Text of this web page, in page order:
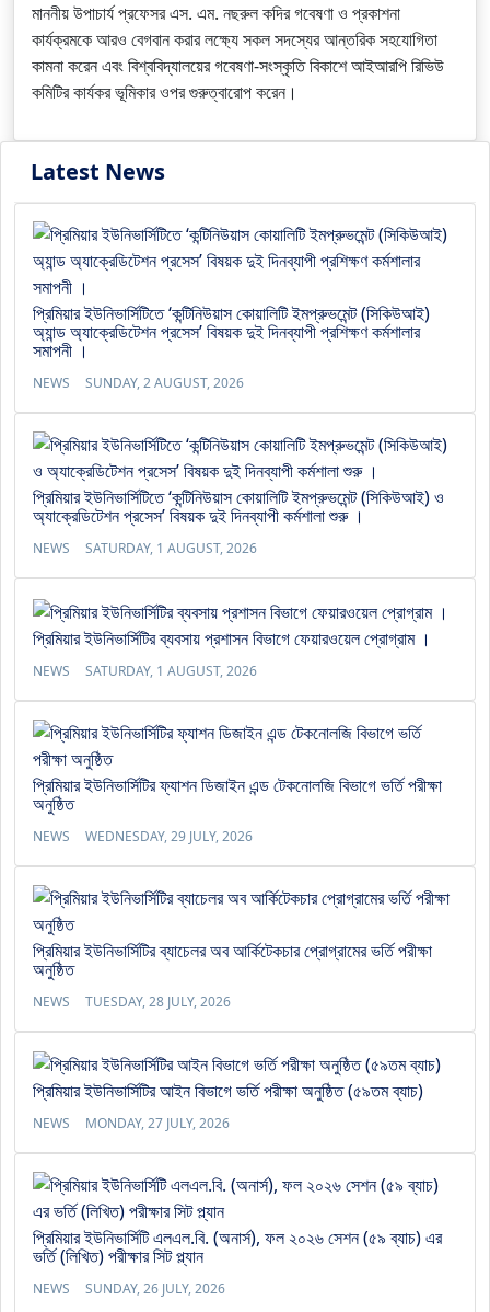
মাননীয় উপাচার্য প্রফেসর এস. এম. নছরুল কদির গবেষণা ও প্রকাশনা
কার্যক্রমকে আরও বেগবান করার লক্ষ্যে সকল সদস্যের আন্তরিক সহযোগিতা
কামনা করেন এবং বিশ্ববিদ্যালয়ের গবেষণা-সংস্কৃতি বিকাশে আইআরপি রিভিউ
কমিটির কার্যকর ভূমিকার ওপর গুরুত্বারোপ করেন।
Latest News
প্রিমিয়ার ইউনিভার্সিটিতে ‘কন্টিনিউয়াস কোয়ালিটি ইমপ্রুভমেন্ট (সিকিউআই)
অ্যান্ড অ্যাক্রেডিটেশন প্রসেস’ বিষয়ক দুই দিনব্যাপী প্রশিক্ষণ কর্মশালার
সমাপনী ।
NEWS SUNDAY, 2 AUGUST, 2026
প্রিমিয়ার ইউনিভার্সিটিতে ‘কন্টিনিউয়াস কোয়ালিটি ইমপ্রুভমেন্ট (সিকিউআই) ও
অ্যাক্রেডিটেশন প্রসেস’ বিষয়ক দুই দিনব্যাপী কর্মশালা শুরু ।
NEWS SATURDAY, 1 AUGUST, 2026
প্রিমিয়ার ইউনিভার্সিটির ব্যবসায় প্রশাসন বিভাগে ফেয়ারওয়েল প্রোগ্রাম ।
NEWS SATURDAY, 1 AUGUST, 2026
প্রিমিয়ার ইউনিভার্সিটির ফ্যাশন ডিজাইন এন্ড টেকনোলজি বিভাগে ভর্তি পরীক্ষা
অনুষ্ঠিত
NEWS WEDNESDAY, 29 JULY, 2026
প্রিমিয়ার ইউনিভার্সিটির ব্যাচেলর অব আর্কিটেকচার প্রোগ্রামের ভর্তি পরীক্ষা
অনুষ্ঠিত
NEWS TUESDAY, 28 JULY, 2026
প্রিমিয়ার ইউনিভার্সিটির আইন বিভাগে ভর্তি পরীক্ষা অনুষ্ঠিত (৫৯তম ব্যাচ)
NEWS MONDAY, 27 JULY, 2026
প্রিমিয়ার ইউনিভার্সিটি এলএল.বি. (অনার্স), ফল ২০২৬ সেশন (৫৯ ব্যাচ) এর
ভর্তি (লিখিত) পরীক্ষার সিট প্ল্যান
NEWS SUNDAY, 26 JULY, 2026